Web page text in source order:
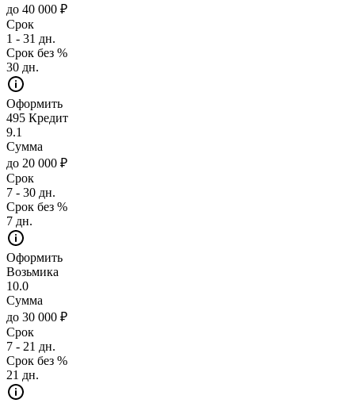
до 40 000 ₽
Срок
1 - 31 дн.
Срок без %
30 дн.
Оформить
495 Кредит
9.1
Сумма
до 20 000 ₽
Срок
7 - 30 дн.
Срок без %
7 дн.
Оформить
Возьмика
10.0
Сумма
до 30 000 ₽
Срок
7 - 21 дн.
Срок без %
21 дн.